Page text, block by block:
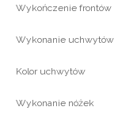
Wykończenie frontów
Wykonanie uchwytów
Kolor uchwytów
Wykonanie nóżek